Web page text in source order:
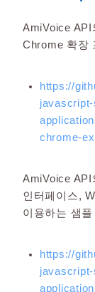
AmiVoice API
Chrome 확장
https://
chrome-
AmiVoice API
인터페이스,
이용하는 샘
https://